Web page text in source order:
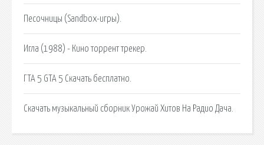
Песочницы (Sandbox-игры).
Игла (1988) - Кино торрент трекер.
ГТА 5 GTA 5 Скачать бесплатно.
Скачать музыкальный сборник Урожай Хитов На Радио Дача.